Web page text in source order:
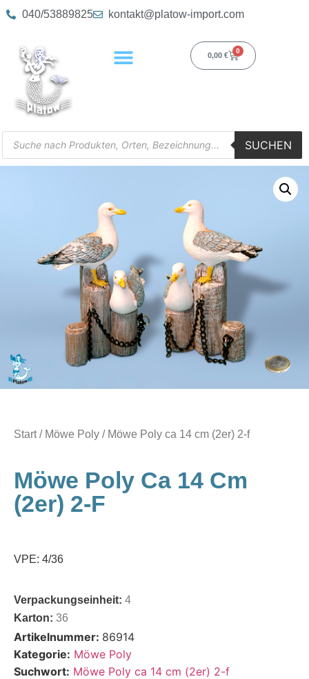
040/53889825 kontakt@platow-import.com
0,00 €
0
SUCHEN
Start/ Möwe Poly / Möwe Poly ca 14 cm (2er) 2-f
Möwe Poly Ca 14 Cm
(2er) 2-F
VPE: 4/36
Verpackungseinheit: 4
Karton: 36
Artikelnummer: 86914
Kategorie: Möwe Poly
Suchwort: Möwe Poly ca 14 cm (2er) 2-f